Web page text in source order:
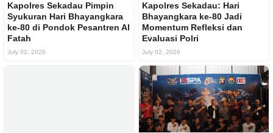
Kapolres Sekadau Pimpin
Syukuran Hari Bhayangkara
ke-80 di Pondok Pesantren Al
Fatah
July 02, 2026
Kapolres Sekadau: Hari
Bhayangkara ke-80 Jadi
Momentum Refleksi dan
Evaluasi Polri
July 02, 2026